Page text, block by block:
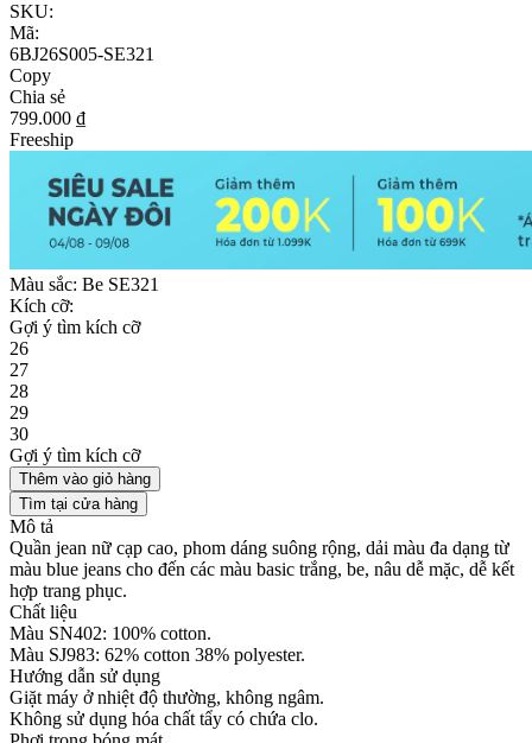
SKU:
Mã:
6BJ26S005-SE321
Copy
Chia sẻ
799.000 ₫
Freeship
Màu sắc: Be SE321
Kích cỡ:
Gợi ý tìm kích cỡ
26
27
28
29
30
Gợi ý tìm kích cỡ
Thêm vào giỏ hàng
Tìm tại cửa hàng
Mô tả
Quần jean nữ cạp cao, phom dáng suông rộng, dải màu đa dạng từ
màu blue jeans cho đến các màu basic trắng, be, nâu dễ mặc, dễ kết
hợp trang phục.
Chất liệu
Màu SN402: 100% cotton.
Màu SJ983: 62% cotton 38% polyester.
Hướng dẫn sử dụng
Giặt máy ở nhiệt độ thường, không ngâm.
Không sử dụng hóa chất tẩy có chứa clo.